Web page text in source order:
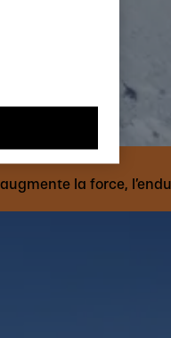
la force,